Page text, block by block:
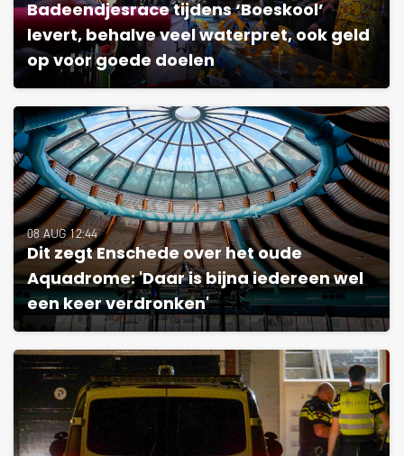
Badeendjesrace tijdens ‘Boeskool’
levert, behalve veel waterpret, ook geld
op voor goede doelen
08 AUG 12:44
Dit zegt Enschede over het oude
Aquadrome: 'Daar is bijna iedereen wel
een keer verdronken'